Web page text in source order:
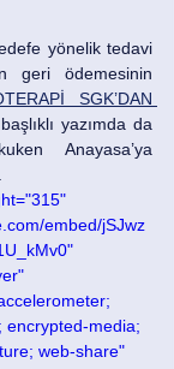
yönelik tedavi
geri ödemesinin
SGK’DAN
yazımda da
Anayasa’ya
embed/jSJwz
encrypted-media;
web-share"